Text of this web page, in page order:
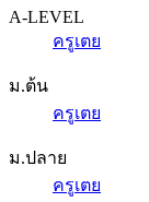
A-LEVEL
ครูเตย
ม.ต้น
ครูเตย
ม.ปลาย
ครูเตย